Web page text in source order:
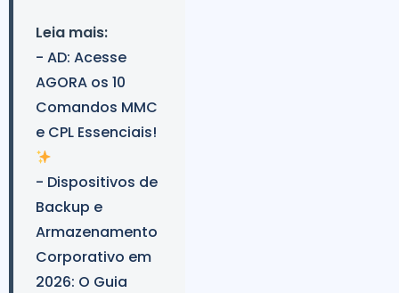
Leia mais:
- AD: Acesse
AGORA os 10
Comandos MMC
e CPL Essenciais!
- Dispositivos de
Backup e
Armazenamento
Corporativo em
2026: O Guia